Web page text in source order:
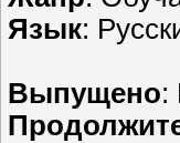
Язык:
Выпущено: